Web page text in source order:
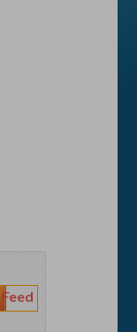
Feed